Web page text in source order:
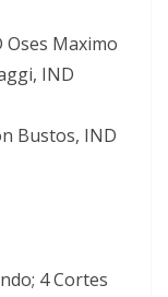
Oses Maximo
IND
Bustos, IND
4 Cortes